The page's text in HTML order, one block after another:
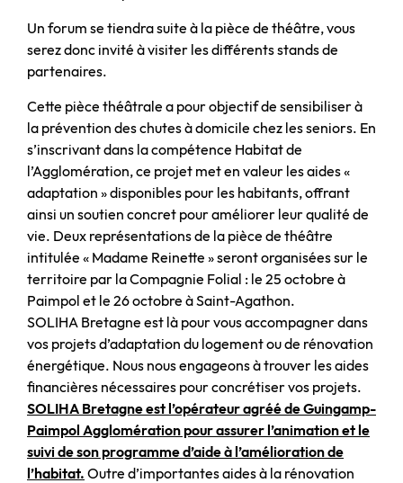
Un forum se tiendra suite à la pièce de théâtre, vous
serez donc invité à visiter les différents stands de
partenaires.
Cette pièce théâtrale a pour objectif de sensibiliser à
la prévention des chutes à domicile chez les seniors. En
s’inscrivant dans la compétence Habitat de
l’Agglomération, ce projet met en valeur les aides «
adaptation » disponibles pour les habitants, offrant
ainsi un soutien concret pour améliorer leur qualité de
vie. Deux représentations de la pièce de théâtre
intitulée « Madame Reinette » seront organisées sur le
territoire par la Compagnie Folial : le 25 octobre à
Paimpol et le 26 octobre à Saint-Agathon.
SOLIHA Bretagne est là pour vous accompagner dans
vos projets d’adaptation du logement ou de rénovation
énergétique. Nous nous engageons à trouver les aides
financières nécessaires pour concrétiser vos projets.
SOLIHA Bretagne est l’opérateur agréé de Guingamp-
Paimpol Agglomération pour assurer l’animation et le
suivi de son programme d’aide à l’amélioration de
l’habitat. Outre d’importantes aides à la rénovation